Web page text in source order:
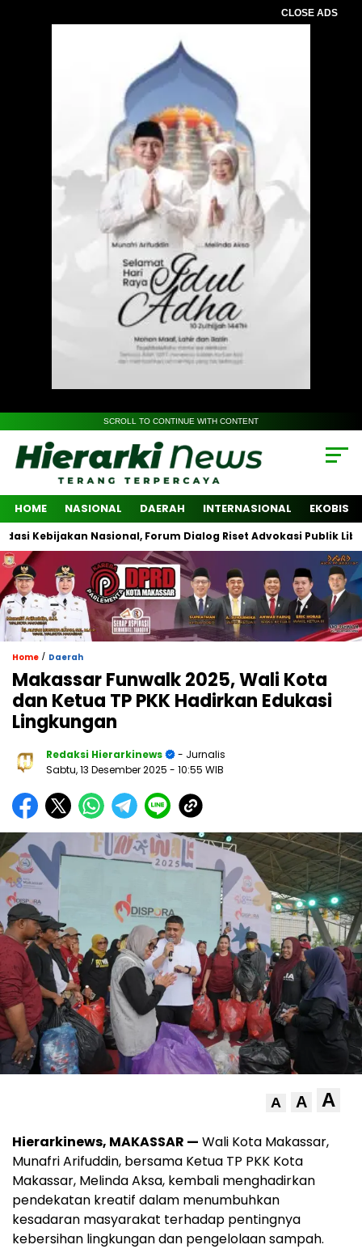
CLOSE ADS
SCROLL TO CONTINUE WITH CONTENT
HOME NASIONAL DAERAH INTERNASIONAL EKOBIS
Nasional, Forum Dialog Riset Advokasi Publik
Home / Daerah
Makassar Funwalk 2025, Wali Kota
dan Ketua TP PKK Hadirkan Edukasi
Lingkungan
Redaksi Hierarkinews
- Jurnalis
Sabtu, 13 Desember 2025 - 10:55 WIB
A A A
Hierarkinews, MAKASSAR — Wali Kota Makassar,
Munafri Arifuddin, bersama Ketua TP PKK Kota
Makassar, Melinda Aksa, kembali menghadirkan
pendekatan kreatif dalam menumbuhkan
kesadaran masyarakat terhadap pentingnya
kebersihan lingkungan dan pengelolaan sampah.